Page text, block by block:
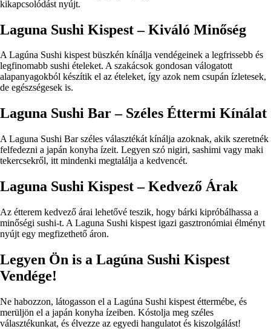
kikapcsolódást nyújt.
Laguna Sushi Kispest – Kiváló Minőség
A Lagúna Sushi kispest büszkén kínálja vendégeinek a legfrissebb és
legfinomabb sushi ételeket. A szakácsok gondosan válogatott
alapanyagokból készítik el az ételeket, így azok nem csupán ízletesek,
de egészségesek is.
Laguna Sushi Bar – Széles Éttermi Kínálat
A Laguna Sushi Bar széles választékát kínálja azoknak, akik szeretnék
felfedezni a japán konyha ízeit. Legyen szó nigiri, sashimi vagy maki
tekercsekről, itt mindenki megtalálja a kedvencét.
Laguna Sushi Kispest – Kedvező Árak
Az étterem kedvező árai lehetővé teszik, hogy bárki kipróbálhassa a
minőségi sushi-t. A Laguna Sushi kispest igazi gasztronómiai élményt
nyújt egy megfizethető áron.
Legyen Ön is a Lagúna Sushi Kispest
Vendége!
Ne habozzon, látogasson el a Lagúna Sushi kispest éttermébe, és
merüljön el a japán konyha ízeiben. Kóstolja meg széles
választékunkat, és élvezze az egyedi hangulatot és kiszolgálást!